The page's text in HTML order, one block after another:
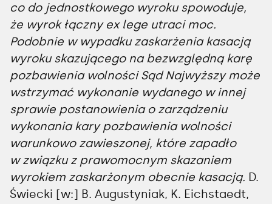
co do jednostkowego wyroku spowoduje,
że wyrok łączny ex lege utraci moc.
Podobnie w wypadku zaskarżenia kasacją
wyroku skazującego na bezwzględną karę
pozbawienia wolności Sąd Najwyższy może
wstrzymać wykonanie wydanego w innej
sprawie postanowienia o zarządzeniu
wykonania kary pozbawienia wolności
warunkowo zawieszonej, które zapadło
w związku z prawomocnym skazaniem
wyrokiem zaskarżonym obecnie kasacją. D.
Świecki [w:] B. Augustyniak, K. Eichstaedt,